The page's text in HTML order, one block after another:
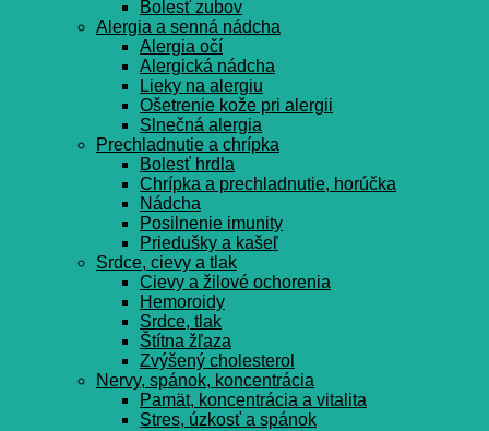
Bolesť zubov
Alergia a senná nádcha
Alergia očí
Alergická nádcha
Lieky na alergiu
Ošetrenie kože pri alergii
Slnečná alergia
Prechladnutie a chrípka
Bolesť hrdla
Chrípka a prechladnutie, horúčka
Nádcha
Posilnenie imunity
Priedušky a kašeľ
Srdce, cievy a tlak
Cievy a žilové ochorenia
Hemoroidy
Srdce, tlak
Štítna žľaza
Zvýšený cholesterol
Nervy, spánok, koncentrácia
Pamät, koncentrácia a vitalita
Stres, úzkosť a spánok